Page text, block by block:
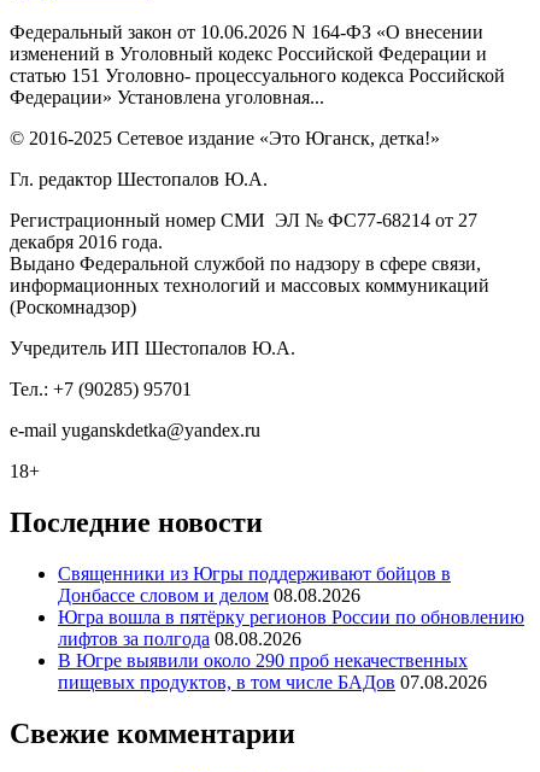
Федеральный закон от 10.06.2026 N 164-ФЗ «О внесении
изменений в Уголовный кодекс Российской Федерации и
статью 151 Уголовно- процессуального кодекса Российской
Федерации» Установлена уголовная...
© 2016-2025 Сетевое издание «Это Юганск, детка!»
Гл. редактор Шестопалов Ю.А.
Регистрационный номер СМИ ЭЛ № ФС77-68214 от 27
декабря 2016 года.
Выдано Федеральной службой по надзору в сфере связи,
информационных технологий и массовых коммуникаций
(Роскомнадзор)
Учредитель ИП Шестопалов Ю.А.
Тел.: +7 (90285) 95701
e-mail yuganskdetka@yandex.ru
18+
Последние новости
Священники из Югры поддерживают бойцов в
Донбассе словом и делом 08.08.2026
Югра вошла в пятёрку регионов России по обновлению
лифтов за полгода 08.08.2026
В Югре выявили около 290 проб некачественных
пищевых продуктов, в том числе БАДов 07.08.2026
Свежие комментарии